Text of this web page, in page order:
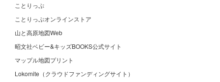
ことりっぷ
ことりっぷオンラインストア
山と高原地図Web
昭文社ベビー&キッズBOOKS公式サイト
マップル地図プリント
Lokomite（クラウドファンディングサイト）